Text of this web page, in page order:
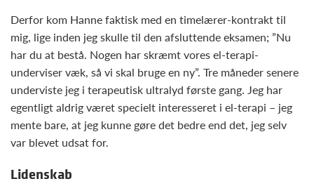
Derfor kom Hanne faktisk med en timelærer-kontrakt til
mig, lige inden jeg skulle til den afsluttende eksamen; ”Nu
har du at bestå. Nogen har skræmt vores el-terapi-
underviser væk, så vi skal bruge en ny”. Tre måneder senere
underviste jeg i terapeutisk ultralyd første gang. Jeg har
egentligt aldrig været specielt interesseret i el-terapi – jeg
mente bare, at jeg kunne gøre det bedre end det, jeg selv
var blevet udsat for.
Lidenskab